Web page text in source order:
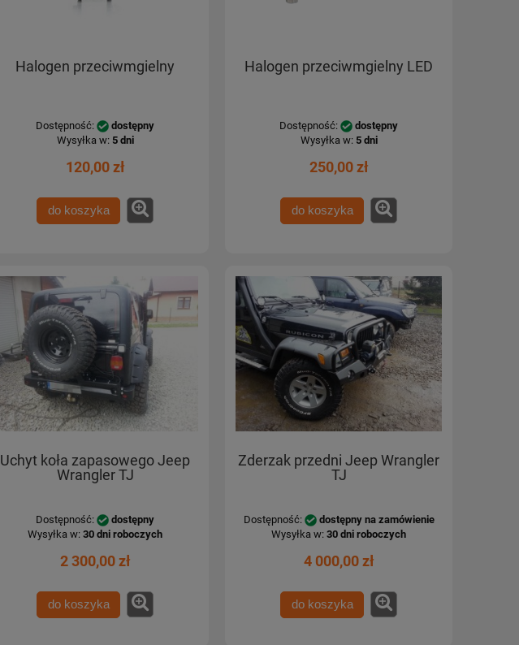
Halogen przeciwmgielny
Dostępność:
dostępny
Wysyłka w: 5 dni
120,00 zł
do koszyka
Halogen przeciwmgielny LED
Dostępność:
dostępny
Wysyłka w: 5 dni
250,00 zł
do koszyka
Uchyt koła zapasowego Jeep
Wrangler TJ
Dostępność:
dostępny
Wysyłka w: 30 dni roboczych
2 300,00 zł
do koszyka
Zderzak przedni Jeep Wrangler
TJ
Dostępność:
dostępny na zamówienie
Wysyłka w: 30 dni roboczych
4 000,00 zł
do koszyka